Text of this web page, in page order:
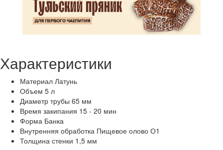
Характеристики
Материал Латунь
Объем 5 л
Диаметр трубы 65 мм
Время закипания 15 - 20 мин
Форма Банка
Внутренняя обработка Пищевое олово О1
Толщина стенки 1,5 мм